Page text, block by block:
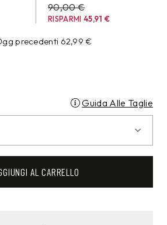
90,00 €
RISPARMI45,91€
precedenti 62,99€
Guida Alle Taglie
AL CARRELLO